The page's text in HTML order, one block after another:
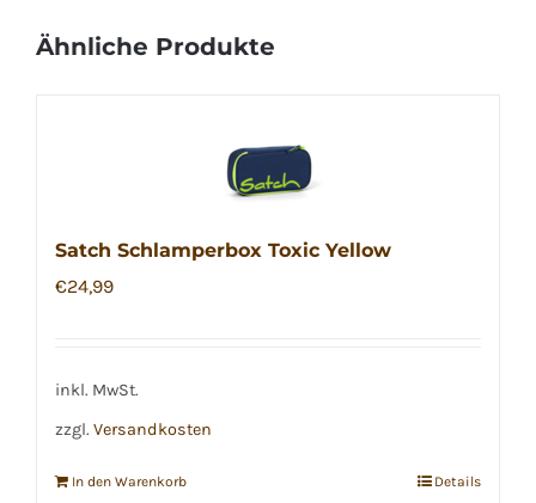
Ähnliche Produkte
Satch Schlamperbox Toxic Yellow
€24,99
inkl. MwSt.
zzgl. Versandkosten
In den Warenkorb Details